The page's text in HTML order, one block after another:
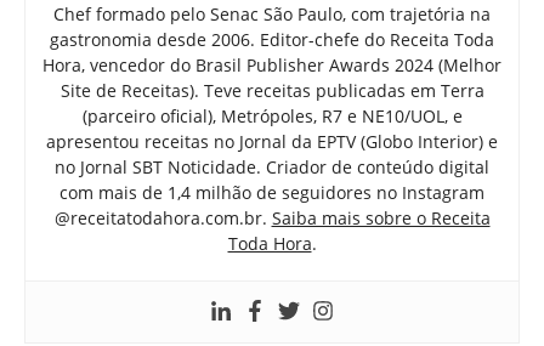
Chef formado pelo Senac São Paulo, com trajetória na
gastronomia desde 2006. Editor-chefe do Receita Toda
Hora, vencedor do Brasil Publisher Awards 2024 (Melhor
Site de Receitas). Teve receitas publicadas em Terra
(parceiro oficial), Metrópoles, R7 e NE10/UOL, e
apresentou receitas no Jornal da EPTV (Globo Interior) e
no Jornal SBT Noticidade. Criador de conteúdo digital
com mais de 1,4 milhão de seguidores no Instagram
@receitatodahora.com.br. Saiba mais sobre o Receita
Toda Hora.